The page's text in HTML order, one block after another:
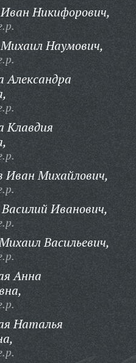
Никифорович,
Наумович,
Александра
Клавдия
Иван Михайлович,
Иванович,
Васильевич,
Анна
Наталья